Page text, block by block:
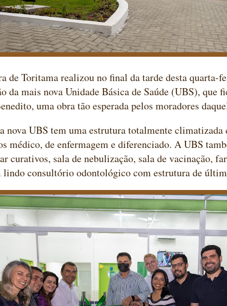
de Toritama realizou no final da tarde desta quarta-
da mais nova Unidade Básica de Saúde (UBS), que
uma obra tão esperada pelos moradores
nova UBS tem uma estrutura totalmente climatizada
médico, de enfermagem e diferenciado. A UBS
curativos, sala de nebulização, sala de vacinação,
lindo consultório odontológico com estrutura de